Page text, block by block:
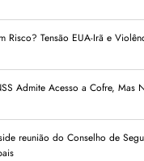
Risco? Tensão EUA-Irã e
Admite Acesso a Cofre, Mas
reunião do Conselho de